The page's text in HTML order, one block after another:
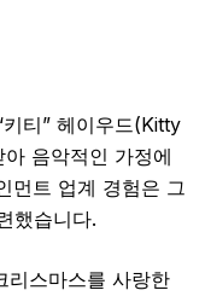
티” 헤이우드(Kitty
음악적인 가정에
먼트 업계 경험은 그
했습니다.
리스마스를 사랑한